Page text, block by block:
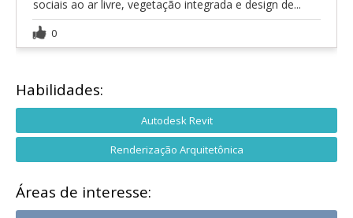
sociais ao ar livre, vegetação integrada e design de...
0
Habilidades:
Autodesk Revit
Renderização Arquitetônica
Áreas de interesse: